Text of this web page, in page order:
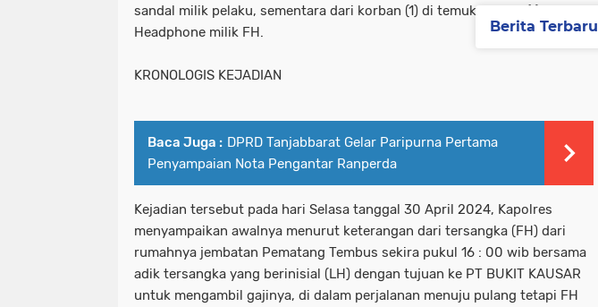
sandal milik pelaku, sementara dari korban (1) di temukan satu (1) buah
Headphone milik FH.
KRONOLOGIS KEJADIAN
Baca Juga : DPRD Tanjabbarat Gelar Paripurna Pertama
Penyampaian Nota Pengantar Ranperda
Kejadian tersebut pada hari Selasa tanggal 30 April 2024, Kapolres
menyampaikan awalnya menurut keterangan dari tersangka (FH) dari
rumahnya jembatan Pematang Tembus sekira pukul 16 : 00 wib bersama
adik tersangka yang berinisial (LH) dengan tujuan ke PT BUKIT KAUSAR
untuk mengambil gajinya, di dalam perjalanan menuju pulang tetapi FH
Berita Terbaru